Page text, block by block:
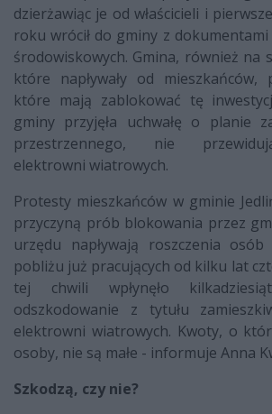
dzierżawiąc je od właścicieli i
roku wrócił do gminy z
środowiskowych. Gmina, również na
które napływały od mieszkańców,
które mają zablokować tę
gminy przyjęła uchwałę o planie
przestrzennego, nie
elektrowni wiatrowych.
Protesty mieszkańców w gminie
przyczyną prób blokowania przez
urzędu napływają roszczenia osób
pobliżu już pracujących od kilku lat
tej chwili wpłynęło
odszkodowanie z tytułu
elektrowni wiatrowych. Kwoty, o
osoby, nie są małe - informuje Anna
Szkodzą, czy nie?